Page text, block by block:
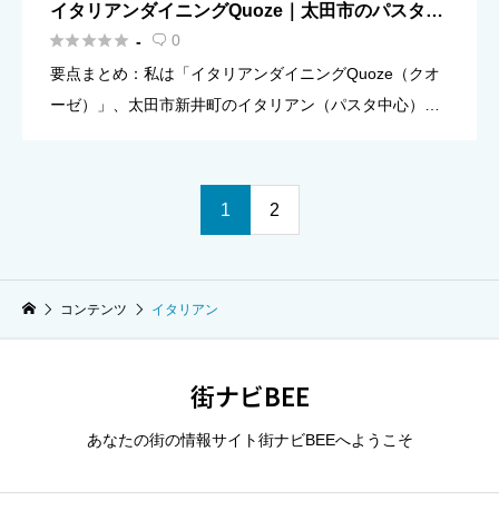
イタリアンダイニングQuoze｜太田市のパスタ・
イタリアン
 -  0
要点まとめ：私は「イタリアンダイニングQuoze（クオ
ーゼ）」、太田市新井町のイタリアン（パスタ中心）で
1 2
コンテンツ イタリアン
街ナビBEE
あなたの街の情報サイト街ナビBEEへようこそ